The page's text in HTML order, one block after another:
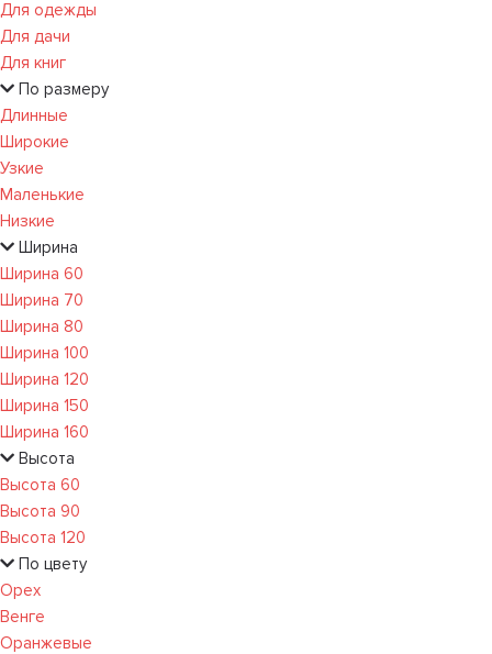
Для одежды
Для дачи
Для книг
По размеру
Длинные
Широкие
Узкие
Маленькие
Низкие
Ширина
Ширина 60
Ширина 70
Ширина 80
Ширина 100
Ширина 120
Ширина 150
Ширина 160
Высота
Высота 60
Высота 90
Высота 120
По цвету
Орех
Венге
Оранжевые